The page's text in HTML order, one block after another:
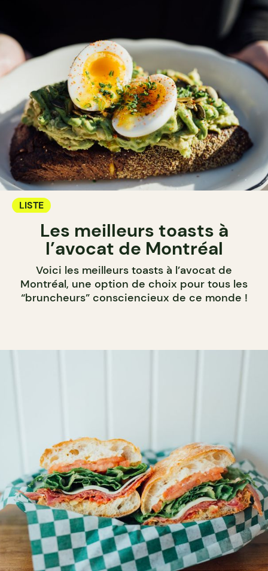
LISTE
Les meilleurs toasts à
l’avocat de Montréal
Voici les meilleurs toasts à l’avocat de
Montréal, une option de choix pour tous les
“bruncheurs” consciencieux de ce monde !